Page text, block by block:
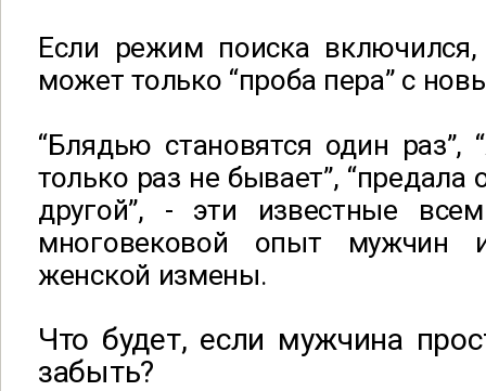
Если режим поиска
может только “проба пера” с
“Блядью становятся один
только раз не бывает”, “предала
другой”, - эти известные
многовековой опыт мужчин
женской измены.
Что будет, если мужчина
забыть?